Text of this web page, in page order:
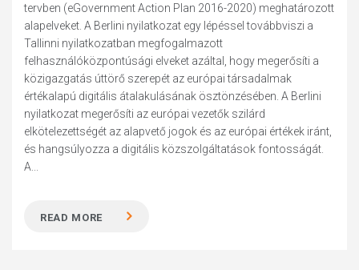
tervben (eGovernment Action Plan 2016-2020) meghatározott
alapelveket. A Berlini nyilatkozat egy lépéssel továbbviszi a
Tallinni nyilatkozatban megfogalmazott
felhasználóközpontúsági elveket azáltal, hogy megerősíti a
közigazgatás úttörő szerepét az európai társadalmak
értékalapú digitális átalakulásának ösztönzésében. A Berlini
nyilatkozat megerősíti az európai vezetők szilárd
elkötelezettségét az alapvető jogok és az európai értékek iránt,
és hangsúlyozza a digitális közszolgáltatások fontosságát.
A...
READ MORE